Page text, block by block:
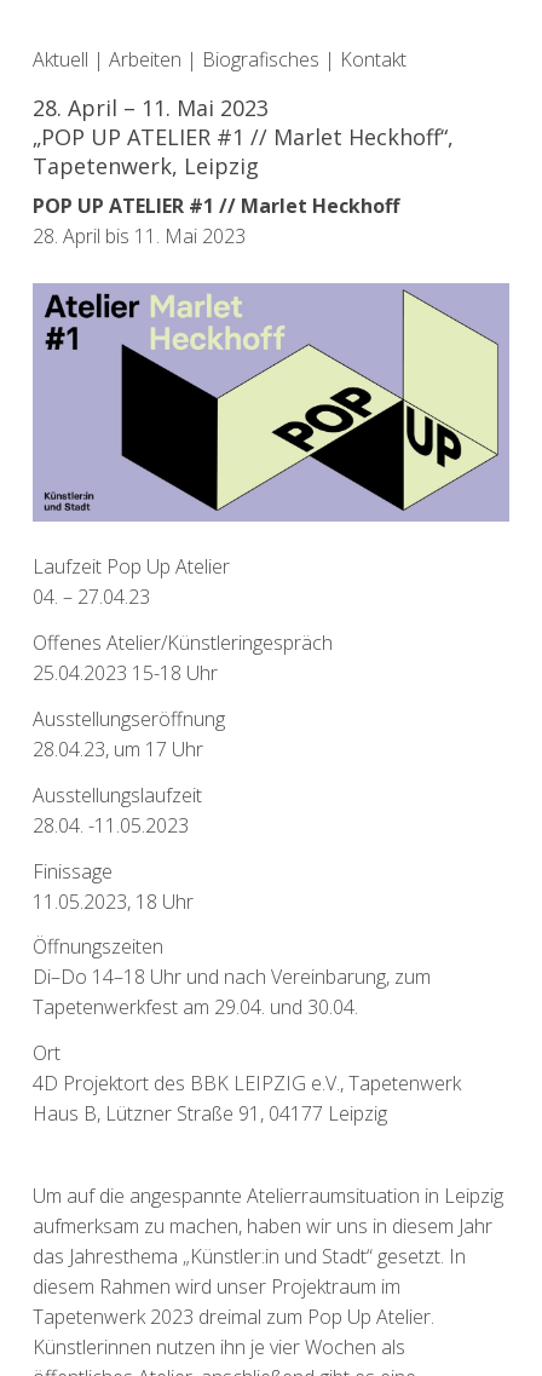
Aktuell | Arbeiten | Biografisches | Kontakt
28. April – 11. Mai 2023
„POP UP ATELIER #1 // Marlet Heckhoff“,
Tapetenwerk, Leipzig
POP UP ATELIER #1 // Marlet Heckhoff
28. April bis 11. Mai 2023
Laufzeit Pop Up Atelier
04. – 27.04.23
Offenes Atelier/Künstleringespräch
25.04.2023 15-18 Uhr
Ausstellungseröffnung
28.04.23, um 17 Uhr
Ausstellungslaufzeit
28.04. -11.05.2023
Finissage
11.05.2023, 18 Uhr
Öffnungszeiten
Di–Do 14–18 Uhr und nach Vereinbarung, zum
Tapetenwerkfest am 29.04. und 30.04.
Ort
4D Projektort des BBK LEIPZIG e.V., Tapetenwerk
Haus B, Lützner Straße 91, 04177 Leipzig
Um auf die angespannte Atelierraumsituation in Leipzig
aufmerksam zu machen, haben wir uns in diesem Jahr
das Jahresthema „Künstler:in und Stadt“ gesetzt. In
diesem Rahmen wird unser Projektraum im
Tapetenwerk 2023 dreimal zum Pop Up Atelier.
Künstlerinnen nutzen ihn je vier Wochen als